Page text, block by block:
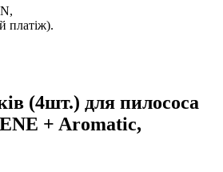
платіж).
(4шт.) для пилососа
+ Aromatic,